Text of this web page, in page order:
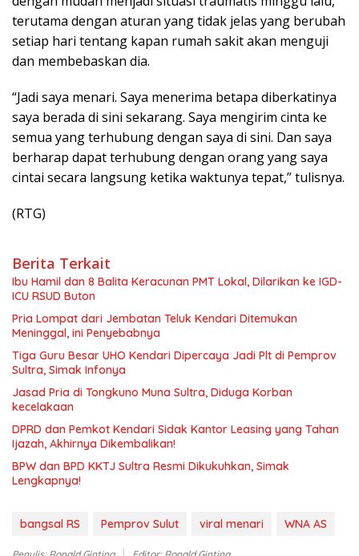
terutama dengan aturan yang tidak jelas yang berubah
setiap hari tentang kapan rumah sakit akan menguji
dan membebaskan dia.
“Jadi saya menari. Saya menerima betapa diberkatinya
saya berada di sini sekarang. Saya mengirim cinta ke
semua yang terhubung dengan saya di sini. Dan saya
berharap dapat terhubung dengan orang yang saya
cintai secara langsung ketika waktunya tepat,” tulisnya.
(RTG)
Berita Terkait
Ibu Hamil dan 8 Balita Keracunan PMT Lokal, Dilarikan ke IGD-
ICU RSUD Buton
Pria Lompat dari Jembatan Teluk Kendari Ditemukan
Meninggal, ini Penyebabnya
Tiga Guru Besar UHO Kendari Dipercaya Jadi Plt di Pemprov
Sultra, Simak Infonya
Jasad Pria di Tongkuno Muna Sultra, Diduga Korban
kecelakaan
DPRD dan Pemkot Kendari Sidak Kantor Leasing yang Tahan
Ijazah, Akhirnya Dikembalikan!
BPW dan BPD KKTJ Sultra Resmi Dikukuhkan, Simak
Lengkapnya!
bangsal RS Pemprov Sulut viral menari WNA AS